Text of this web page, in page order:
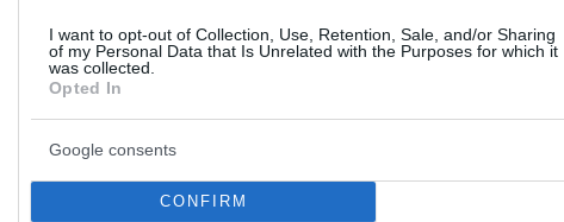
I want to opt-out of Collection, Use, Retention, Sale, and/or Sharing
of my Personal Data that Is Unrelated with the Purposes for which it
was collected.
Opted In
Google consents
CONFIRM